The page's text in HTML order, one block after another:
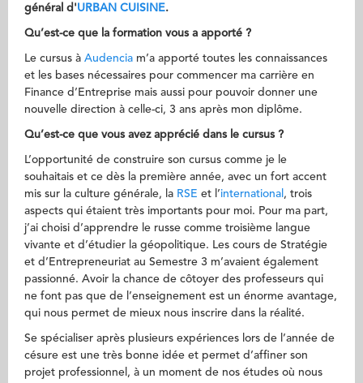
général d'URBAN CUISINE.
Qu’est-ce que la formation vous a apporté ?
Le cursus à Audencia m’a apporté toutes les connaissances
et les bases nécessaires pour commencer ma carrière en
Finance d’Entreprise mais aussi pour pouvoir donner une
nouvelle direction à celle-ci, 3 ans après mon diplôme.
Qu’est-ce que vous avez apprécié dans le cursus ?
L’opportunité de construire son cursus comme je le
souhaitais et ce dès la première année, avec un fort accent
mis sur la culture générale, la RSE et l’international , trois
aspects qui étaient très importants pour moi. Pour ma part,
j’ai choisi d’apprendre le russe comme troisième langue
vivante et d’étudier la géopolitique. Les cours de Stratégie
et d’Entrepreneuriat au Semestre 3 m’avaient également
passionné. Avoir la chance de côtoyer des professeurs qui
ne font pas que de l’enseignement est un énorme avantage,
qui nous permet de mieux nous inscrire dans la réalité.
Se spécialiser après plusieurs expériences lors de l’année de
césure est une très bonne idée et permet d’affiner son
projet professionnel, à un moment de nos études où nous